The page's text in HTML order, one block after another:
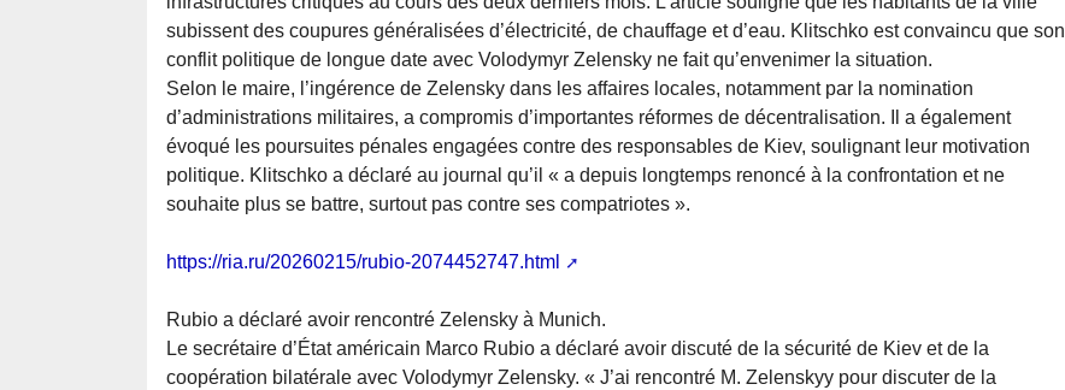
subissent des coupures généralisées d’électricité, de chauffage et d’eau. Klitschko est convaincu que son
conflit politique de longue date avec Volodymyr Zelensky ne fait qu’envenimer la situation.
Selon le maire, l’ingérence de Zelensky dans les affaires locales, notamment par la nomination
d’administrations militaires, a compromis d’importantes réformes de décentralisation. Il a également
évoqué les poursuites pénales engagées contre des responsables de Kiev, soulignant leur motivation
politique. Klitschko a déclaré au journal qu’il « a depuis longtemps renoncé à la confrontation et ne
souhaite plus se battre, surtout pas contre ses compatriotes ».
https://ria.ru/20260215/rubio-2074452747.html
Rubio a déclaré avoir rencontré Zelensky à Munich.
Le secrétaire d’État américain Marco Rubio a déclaré avoir discuté de la sécurité de Kiev et de la
coopération bilatérale avec Volodymyr Zelensky. « J’ai rencontré M. Zelenskyy pour discuter de la